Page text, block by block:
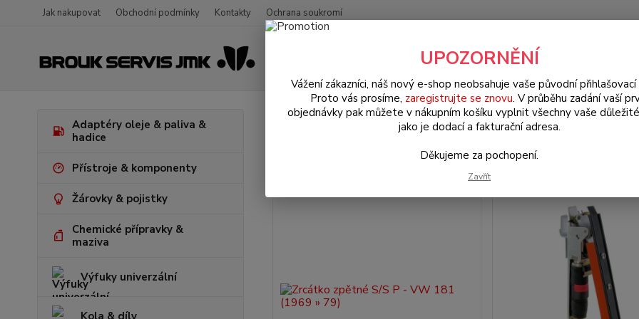
Jak nakupovat Obchodní podmínky Kontakty Ochrana soukromí
Hledat
Adaptéry oleje & paliva &
hadice
Přístroje & komponenty
Žárovky & pojistky
Chemické přípravky &
maziva
Výfuky univerzální
Kola & díly
Výrobce: KAFER
UPOZORNĚNÍ
Vážení zákazníci, náš nový e-shop neobsahuje vaše původní přihlašovací
Proto vás prosíme, zaregistrujte se znovu. V průběhu zadání vaší
objednávky pak můžete v nákupním košíku vyplnit všechny vaše
jako je dodací a fakturační adresa.
Děkujeme za pochopení.
Zavřít